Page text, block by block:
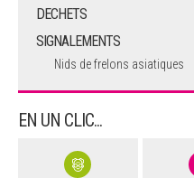
DECHETS
SIGNALEMENTS
Nids de frelons asiatiques
EN UN CLIC...